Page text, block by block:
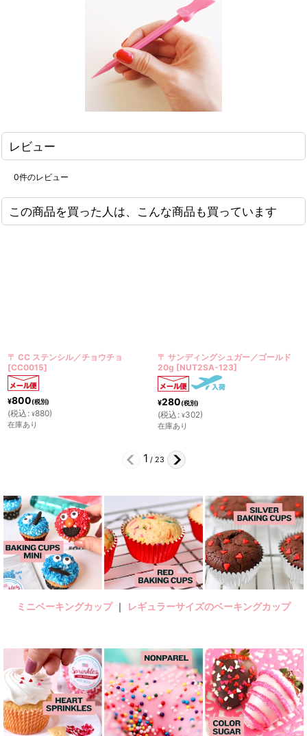
レビュー
0件のレビュー
この商品を買った人は、こんな商品も買っています
〒 サンディングシュガー／ゴールド
20g [NUT2SA-123
¥280(税別)
(税込: ¥302
在庫あり
〒 CC ステンシル／ミニ水玉ドット
0001＞ [CC0069
¥800(税別)
(税込: ¥880
在庫あり
2 /23
ミニベーキングカップ｜ レギュラーサイズのベーキングカップ